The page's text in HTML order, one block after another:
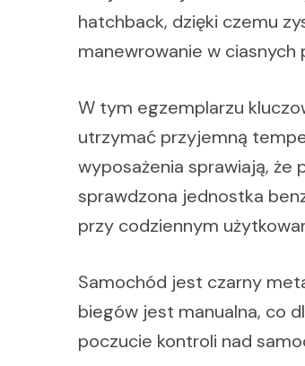
hatchback, dzięki czemu
manewrowanie w ciasnych
W tym egzemplarzu
utrzymać przyjemną
wyposażenia sprawiają,
sprawdzona jednostka
przy codziennym
Samochód jest czarny
biegów jest manualna, co
poczucie kontroli nad